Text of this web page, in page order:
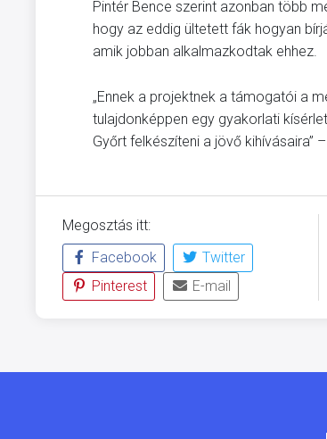
Pintér Bence szerint azonban több
hogy az eddig ültetett fák hogyan
amik jobban alkalmazkodtak ehhez.
„Ennek a projektnek a támogatói a
tulajdonképpen egy gyakorlati
Győrt felkészíteni a jövő kihívásaira”
Megosztás itt:
Facebook
Twitter
Pinterest
E-mail